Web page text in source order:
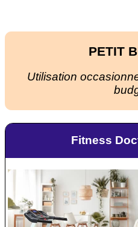
PETIT
Utilisation
Fitness